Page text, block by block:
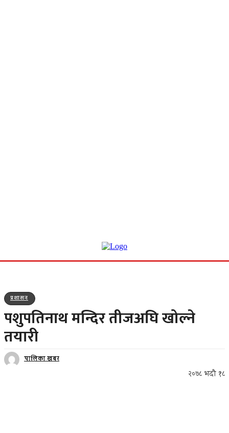
प्रशासन
पशुपतिनाथ मन्दिर तीजअघि खोल्ने
तयारी
पालिका खबर
२०७८ भदौ १८